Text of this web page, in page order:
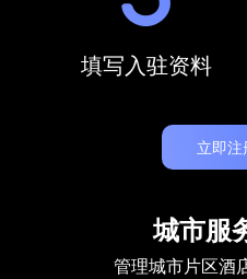
填写入驻资料
立即
城市服
管理城市片区酒